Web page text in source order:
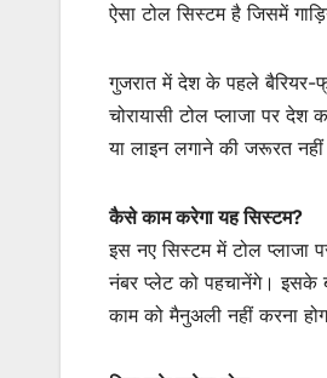
ऐसा टोल सिस्टम है जिसमें
गुजरात में देश के पहले
चोरायासी टोल प्लाजा पर
या लाइन लगाने की जरूरत
कैसे काम करेगा यह सिस्टम?
इस नए सिस्टम में टोल प्लाजा
नंबर प्लेट को पहचानेंगे। इसके
काम को मैनुअली नहीं करना